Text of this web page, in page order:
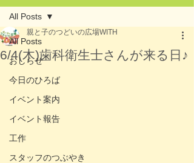
All Posts
おしらせ
今日のひろば
イベント案内
イベント報告
工作
スタッフのつぶやき
All Posts
6/4(木)歯科衛生士さんが来る日♪
親と子のつどいの広場WITH